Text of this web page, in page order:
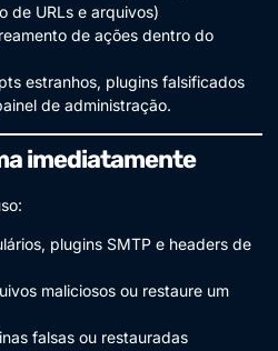
de URLs e arquivos)
de ações dentro do
estranhos, plugins falsificados
de administração.
imediatamente
plugins SMTP e headers de
maliciosos ou restaure um
falsas ou restauradas